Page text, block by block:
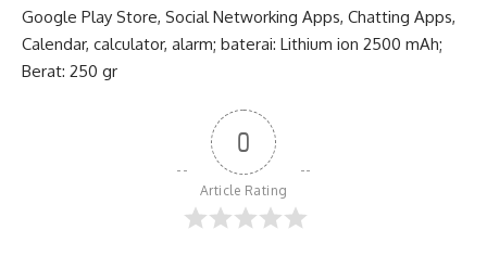
Google Play Store, Social Networking Apps, Chatting Apps,
Calendar, calculator, alarm; baterai: Lithium ion 2500 mAh;
Berat: 250 gr
0
Article Rating